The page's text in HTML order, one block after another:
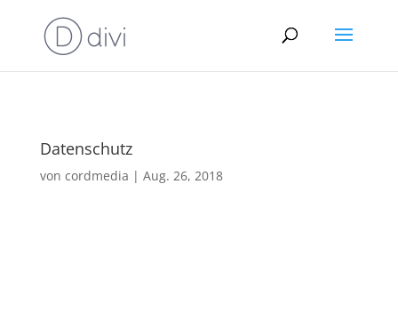
Datenschutz
von cordmedia | Aug. 26, 2018